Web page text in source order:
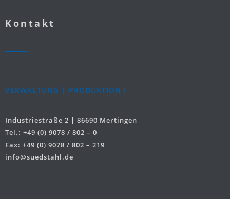
Kontakt
VERWALTUNG | PRODUKTION I
Industriestraße 2 | 86690 Mertingen
Tel.: +49 (0) 9078 / 802 – 0
Fax: +49 (0) 9078 / 802 – 219
info@suedstahl.de